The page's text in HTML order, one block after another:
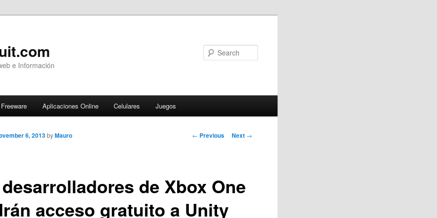
e Información
Freeware Aplicaciones Online Celulares Juegos
Post
← Previous Next →
de Xbox One
acceso gratuito a Unity
6, 2013 byMauro